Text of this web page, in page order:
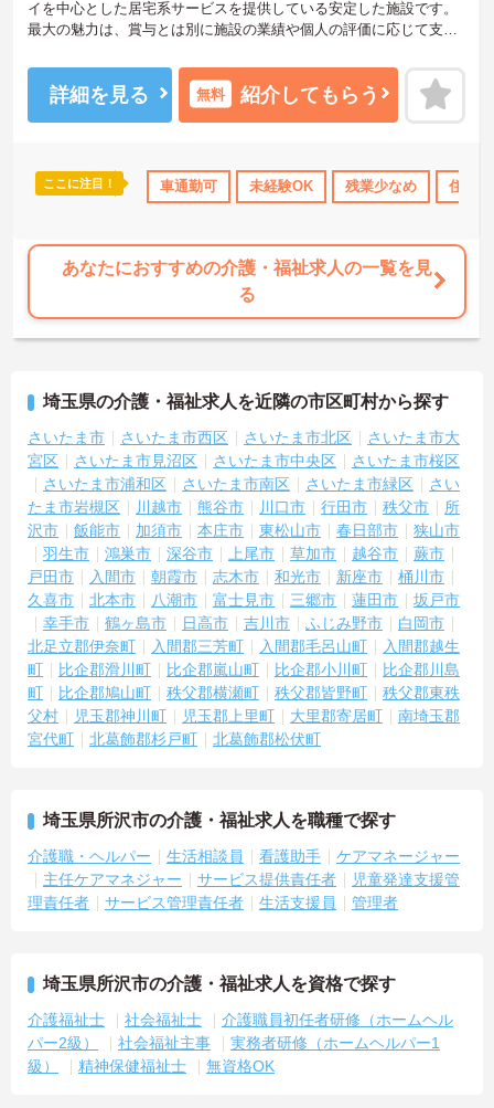
イを中心とした居宅系サービスを提供している安定した施設です。
最大の魅力は、賞与とは別に施設の業績や個人の評価に応じて支給
直接収入に反映される非常にやりがいのある環境が整っています。
また、毎朝の情報共有ミーティングを通じてスタッフ同士の連携が
強化されており、平均勤続年数7.2年という高い定着率を実現してい
理職への着実なステップアップが期待できます。定年65歳・再雇用7
0歳までの継続雇用制度も完備されており、ご自身らしさを大切にし
★おすすめPOINT★
【特別報酬制度で、収入アップが期待できます 】
・施設の業績や個人の評価に応じて賞与とは別に支給される特別報
酬制度があり、日々の頑張りが直接収入として還元されます。
【毎朝のミーティングで情報共有を徹底し、職種の垣根を超えて協
力し合える環境です】
・スタッフ全員で毎朝お客様の体調や業務連絡を丁寧に共有するこ
とで、チーム全体でスムーズに連携できる体制が構築されていま
す。
・困った時もすぐに相談してフォローし合える風通しの良い職場と
なっており、平均勤続年数7.2年という高い定着率につながっていま
す。
【勤務時間内に受講できる資格取得支援制度により、確実なキャリ
アアップが目指せます】
・介護職から生活相談員やケアマネジャー、施設長へと進む多彩な
キャリアパスが用意されており、長期的な目標を持って成長できま
す。
・資格取得に向けた研修や講習は勤務時間内で受講できる場合が多
く、プライベートの負担を抑えながら着実に専門性を高められま
理なく続けられる体制です】
・年間107日の休日に加えて年間17日のリフレッシュ休暇が支給さ
れるため、しっかりと休息を取りながらオンオフのメリハリをつけ
て働けます。
・髪色やネイルなどが原則自由となっており、定年65歳・再雇用70
詳細を見る 無料 紹介してもらう
ここに注目！ 車通勤可 未経験OK 残業少なめ 住宅
あなたにおすすめの介護・福祉求人の一覧を見
る
埼玉県の介護・福祉求人を近隣の市区町村から探す
さいたま市 さいたま市西区 さいたま市北区
さいたま市大
宮区
さいたま市見沼区 さいたま市中央区
さいたま市桜区
さいたま市浦和区
さいたま市南区 さいたま市緑区
さい
たま市岩槻区
川越市 熊谷市 川口市 行田市 秩父市
所
沢市
飯能市 加須市 本庄市 東松山市 春日部市
狭山市
羽生市
鴻巣市 深谷市 上尾市 草加市 越谷市
蕨市
戸田市
入間市 朝霞市 志木市 和光市 新座市
桶川市
久喜市
北本市 八潮市 富士見市 三郷市 蓮田市
坂戸市
幸手市
鶴ヶ島市 日高市 吉川市 ふじみ野市
白岡市
北足立郡伊奈町
入間郡三芳町 入間郡毛呂山町
入間郡越生
町
比企郡滑川町 比企郡嵐山町 比企郡小川町
比企郡川島
町
比企郡鳩山町 秩父郡横瀬町 秩父郡皆野町
秩父郡東秩
父村
児玉郡神川町 児玉郡上里町 大里郡寄居町
南埼玉郡
宮代町
北葛飾郡杉戸町 北葛飾郡松伏町
埼玉県所沢市の介護・福祉求人を職種で探す
介護職・ヘルパー 生活相談員 看護助手
ケアマネージャー
主任ケアマネジャー
サービス提供責任者
児童発達支援管
理責任者
サービス管理責任者 生活支援員 管理者
埼玉県所沢市の介護・福祉求人を資格で探す
介護福祉士 社会福祉士
介護職員初任者研修（ホームヘル
パー2級）
社会福祉主事
実務者研修（ホームヘルパー1
級）
精神保健福祉士 無資格OK